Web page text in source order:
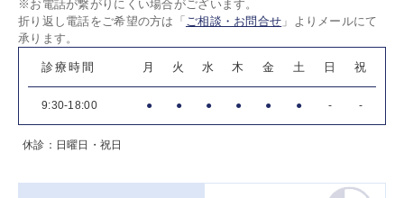
※お電話が繋がりにくい場合がございます。
折り返し電話をご希望の方は「 ご相談・お問合せ 」よりメールにて
承ります。
診療時間 月 火 水 木 金 土 日 祝
9:30-18:00 ● ● ● ● ● ● - -
休診：日曜日・祝日